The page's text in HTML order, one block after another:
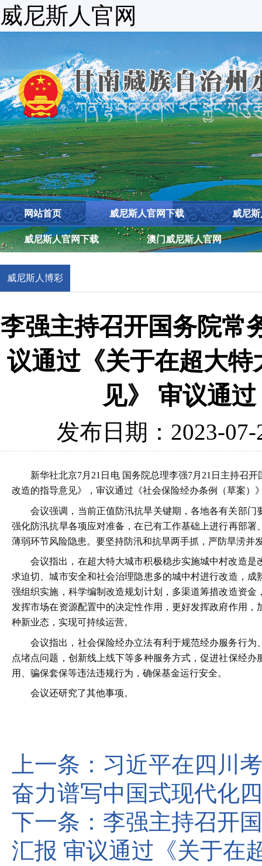
威尼斯人官网
网站首页 威尼斯人官网下载 威尼
威尼斯人官网下载 澳门威尼斯人官网
威尼斯人博彩
李强主持召开国务院常
议通过《关于在超大
见》 审议通
发布日期：2023-07-
新华社北京7月21日电 国务院总理李强7月21日主持召
改造的指导意见》，审议通过《社会保险经办条例（草案）
会议强调，当前正值防汛抗旱关键期，各地各有关部
强化防汛抗旱各项应对准备，在已有工作基础上进行再部
薄弱环节风险隐患。要坚持防汛和抗旱两手抓，严防旱涝
会议指出，在超大特大城市积极稳步实施城中村改造
求迫切、城市安全和社会治理隐患多的城中村进行改造，
强组织实施，科学编制改造规划计划，多渠道筹措改造资
发挥市场在资源配置中的决定性作用，更好发挥政府作用
种新业态，实现可持续运营。
会议指出，社会保险经办立法有利于规范经办服务行
点堵点问题，创新线上线下等多种服务方式，促进社保经
用、骗保套保等违法违规行为，确保基金运行安全。
会议还研究了其他事项。
上一条： 习近平在四川
奋力谱写中国式现代化
下一条： 李强主持召开
汇报 审议通过《关于在